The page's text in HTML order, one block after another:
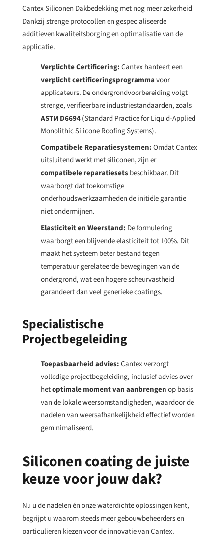
Cantex Siliconen Dakbedekking met nog meer zekerheid.
Dankzij strenge protocollen en gespecialiseerde
additieven kwaliteitsborging en optimalisatie van de
applicatie.
Verplichte Certificering:Cantex hanteert een
verplicht certificeringsprogrammavoor
applicateurs. De ondergrondvoorbereiding volgt
strenge, verifieerbare industriestandaarden, zoals
ASTM D6694(Standard Practice for Liquid-Applied
Monolithic Silicone Roofing Systems).
Compatibele Reparatiesystemen:Omdat Cantex
uitsluitend werkt met siliconen, zijn er
compatibele reparatiesetsbeschikbaar. Dit
waarborgt dat toekomstige
onderhoudswerkzaamheden de initiële garantie
niet ondermijnen.
Elasticiteit en Weerstand: De formulering
waarborgt een blijvende elasticiteit tot100%. Dit
maakt het systeem beter bestand tegen
temperatuur gerelateerde bewegingen van de
ondergrond, wat een hogere scheurvastheid
garandeert dan veel generieke coatings.
Specialistische
Projectbegeleiding
Toepasbaarheid advies:Cantex verzorgt
volledige projectbegeleiding, inclusief advies over
hetoptimale moment van aanbrengenop basis
van de lokale weersomstandigheden, waardoor de
nadelen van weersafhankelijkheid effectief worden
geminimaliseerd.
Siliconen coating de juiste
keuze voor jouw dak?
Nu u de nadelen én onze waterdichte oplossingen kent,
begrijpt u waarom steeds meer gebouwbeheerders en
particulieren kiezen voor de innovatie van Cantex.